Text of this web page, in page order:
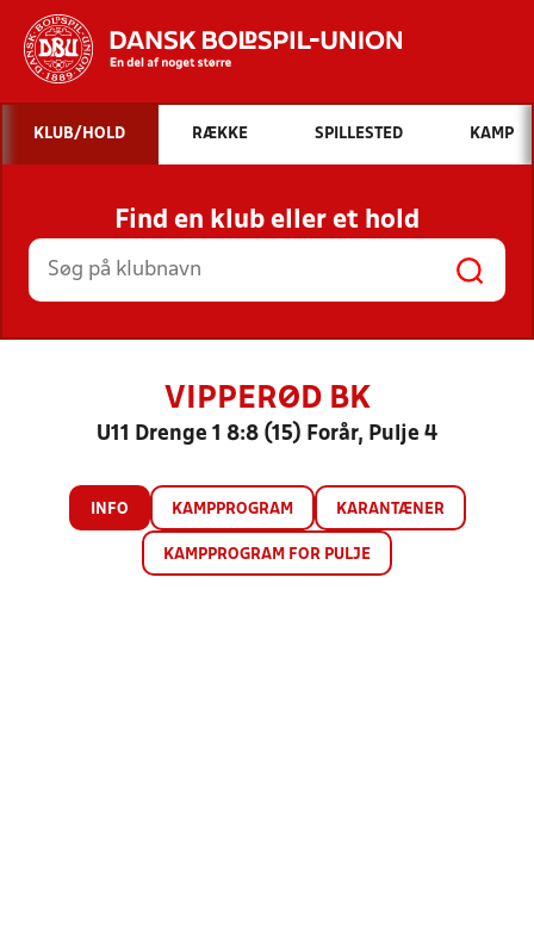
Hvad vil du søge efter?
INDHOLD OG NYHEDER
STILLINGER, RESULTATER, KLUBBER OG
HOLD
KLUB/HOLD RÆKKE SPILLESTED KAMP
Find en klub eller et hold
VIPPERØD BK
U11 Drenge 1 8:8 (15) Forår, Pulje 4
INFO KAMPPROGRAM KARANTÆNER
KAMPPROGRAM FOR PULJE